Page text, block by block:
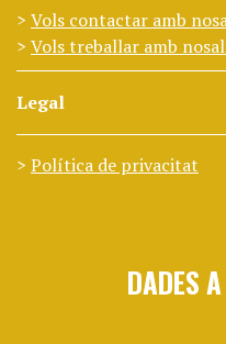
Vols contactar amb
Vols treballar amb
Legal
Política de privacitat
DADES